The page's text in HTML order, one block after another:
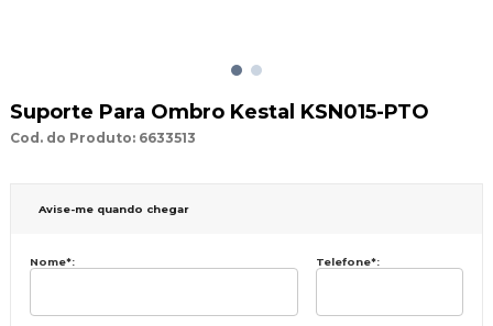
Suporte Para Ombro Kestal KSN015-PTO
Cod. do Produto: 6633513
Avise-me quando chegar
Nome*: Telefone*: